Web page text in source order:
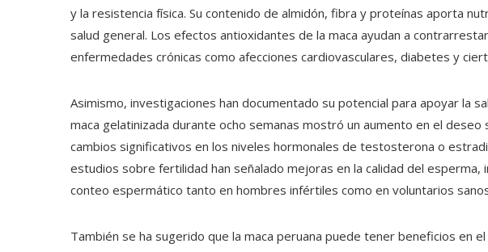
y la resistencia física. Su contenido de almidón, fibra y proteínas aporta
salud general. Los efectos antioxidantes de la maca ayudan a
enfermedades crónicas como afecciones cardiovasculares, diabetes y
Asimismo, investigaciones han documentado su potencial para apoyar la
maca gelatinizada durante ocho semanas mostró un aumento en el deseo
cambios significativos en los niveles hormonales de testosterona o
estudios sobre fertilidad han señalado mejoras en la calidad del esperma,
conteo espermático tanto en hombres infértiles como en voluntarios
También se ha sugerido que la maca peruana puede tener beneficios en